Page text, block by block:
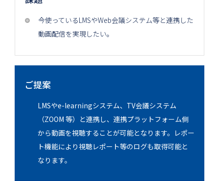
今使っているLMSやWeb会議システム等と連携した
動画配信を実現したい。
ご提案
LMSやe-learningシステム、TV会議システム
（ZOOM 等）​と連携し、連携プラットフォーム側
から動画を視聴することが可能となります。​レポー
ト機能により視聴レポート等のログも取得可能と
なります。​